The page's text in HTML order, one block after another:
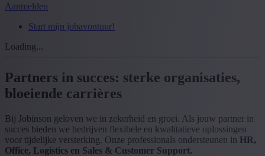
Aanmelden
Start mijn jobavontuur!
Loading...
Partners in succes: sterke organisaties,
bloeiende carrières
Bij Jobinson geloven we in zekerheid en groei. Als jouw partner in
succes bieden we bedrijven flexibele en kwalitatieve oplossingen
voor tijdelijke versterking. Onze professionals ondersteunen in HR,
Office, Logistics en Sales & Customer Support.